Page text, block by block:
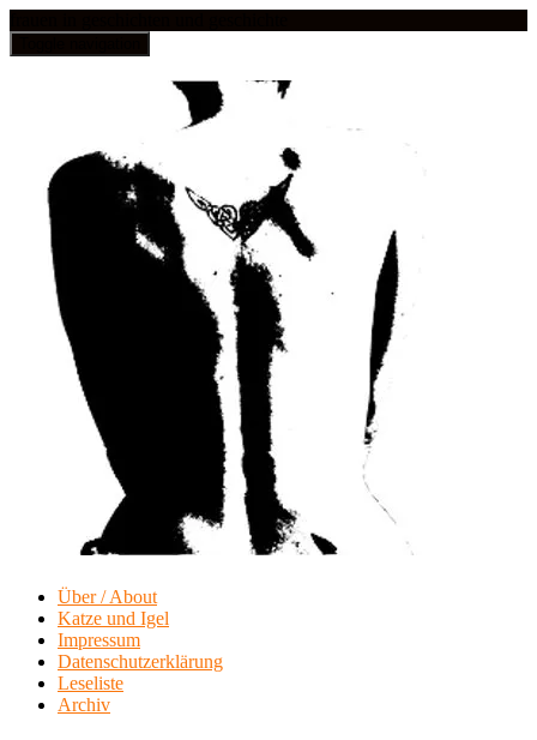
Über / About
Katze und Igel
Impressum
Datenschutzerklärung
Leseliste
Archiv